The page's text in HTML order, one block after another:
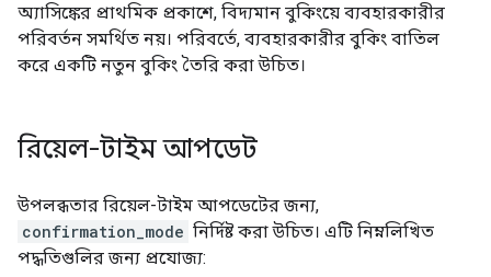
অ্যাসিঙ্কের প্রাথমিক প্রকাশে, বিদ্যমান বুকিংয়ে ব্যবহারকারীর
পরিবর্তন সমর্থিত নয়। পরিবর্তে, ব্যবহারকারীর বুকিং বাতিল
করে একটি নতুন বুকিং তৈরি করা উচিত।
রিয়েল-টাইম আপডেট
উপলব্ধতার রিয়েল-টাইম আপডেটের জন্য,
confirmation_mode নির্দিষ্ট করা উচিত। এটি নিম্নলিখিত
পদ্ধতিগুলির জন্য প্রযোজ্য: